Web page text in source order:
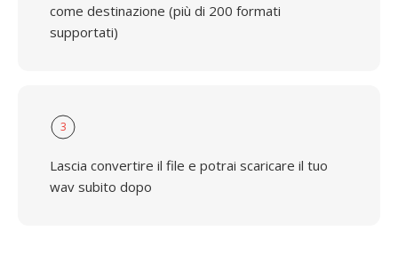
come destinazione (più di 200 formati
supportati)
3
Lascia convertire il file e potrai scaricare il tuo
wav subito dopo